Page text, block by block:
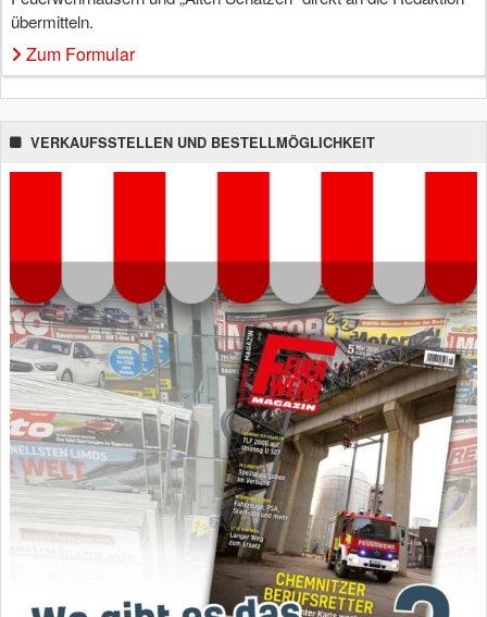
übermitteln.
Zum Formular
VERKAUFSSTELLEN UND BESTELLMÖGLICHKEIT